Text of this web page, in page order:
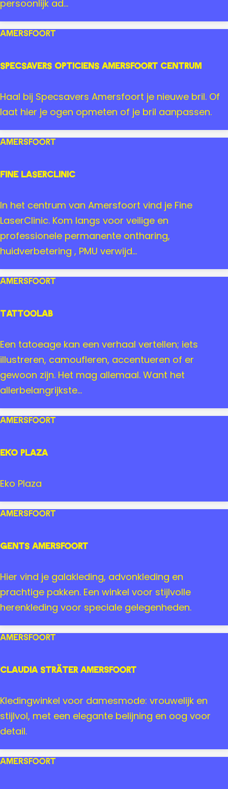
i
v
r
s
&
M
n
persoonlijk ad...
Specsavers Opticiens Amersfoort Centrum
S
p
e
c
a
e
r
s
O
t
c
e
n
s
A
e
s
o
r
C
n
r
m
Haal bij Specsavers Amersfoort je nieuwe bril. Of
laat hier je ogen opmeten of je bril aanpassen.
Amersfoort
Fine LaserClinic
F
i
n
e
L
a
e
C
l
i
n
c
In het centrum van Amersfoort vind je Fine
LaserClinic. Kom langs voor veilige en
professionele permanente ontharing,
huidverbetering , PMU verwijd...
Amersfoort
TattooLab
T
a
t
t
o
o
a
Een tatoeage kan een verhaal vertellen; iets
illustreren, camoufleren, accentueren of er
gewoon zijn. Het mag allemaal. Want het
allerbelangrijkste...
Amersfoort
Eko Plaza
E
k
o
l
z
a
Eko Plaza
Amersfoort
GENTS Amersfoort
G
E
N
T
S
m
r
s
f
o
Hier vind je galakleding, advonkleding en
prachtige pakken. Een winkel voor stijlvolle
herenkleding voor speciale gelegenheden.
Amersfoort
Claudia Sträter Amersfoort
C
l
a
u
d
Kledingwinkel voor damesmode: vrouwelijk en
stijlvol, met een elegante belijning en oog voor
detail.
Amersfoort
Amersfoort